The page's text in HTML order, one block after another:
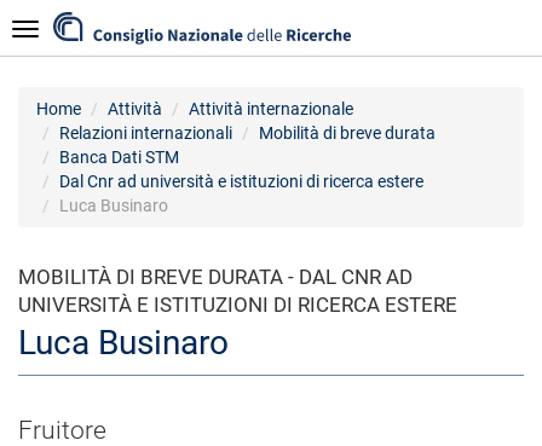
al
contenuto
Navigazione
Home Attività
Attività internazionale
Relazioni internazionali
Mobilità di breve durata
Banca Dati STM
Dal Cnr ad università e istituzioni di ricerca estere
Luca Businaro
MOBILITÀ DI BREVE DURATA - DAL CNR AD
UNIVERSITÀ E ISTITUZIONI DI RICERCA ESTERE
Luca Businaro
Fruitore